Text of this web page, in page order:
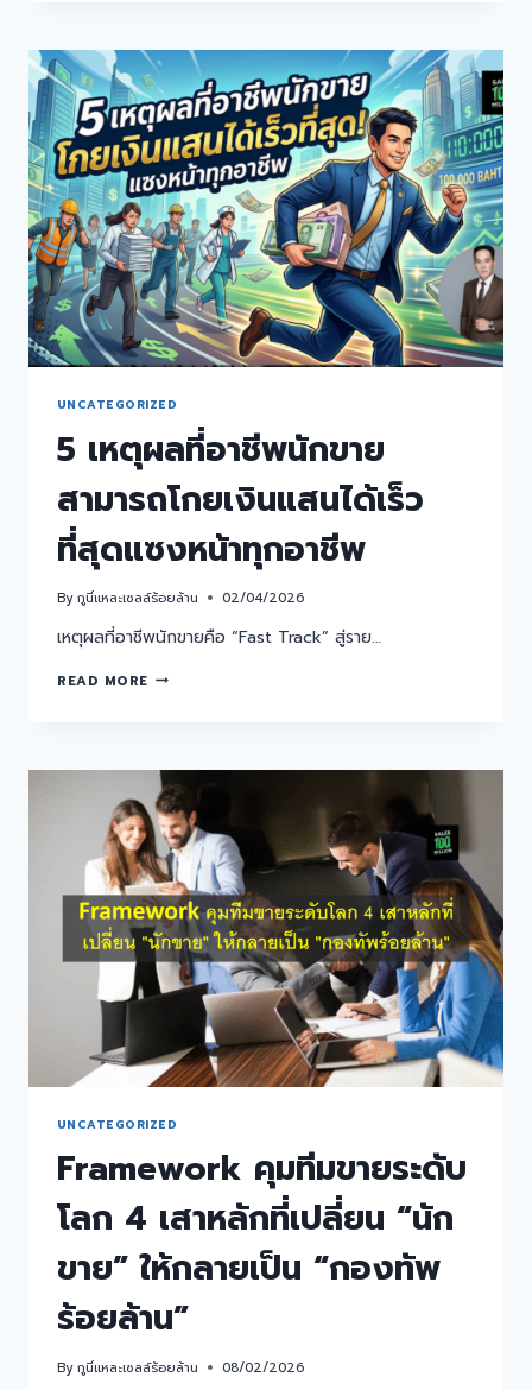
UNCATEGORIZED
5 เหตุผลที่อาชีพนักขาย
สามารถโกยเงินแสนได้เร็ว
ที่สุดแซงหน้าทุกอาชีพ
Byกูนี่แหละเซลล์ร้อยล้าน 02/04/2026
เหตุผลที่อาชีพนักขายคือ “Fast Track” สู่ราย…
READ MORE
UNCATEGORIZED
Framework คุมทีมขายระดับ
โลก 4 เสาหลักที่เปลี่ยน “นัก
ขาย” ให้กลายเป็น “กองทัพ
ร้อยล้าน”
Byกูนี่แหละเซลล์ร้อยล้าน 08/02/2026